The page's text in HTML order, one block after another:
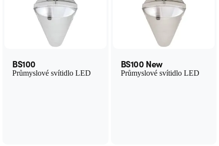
BS100
Průmyslové svítidlo LED
BS100 New
Průmyslové svítidlo LED